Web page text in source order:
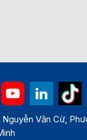
Văn Cừ,